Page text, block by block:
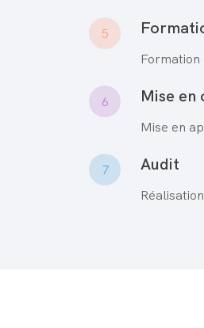
5
6 Mise
Mise en
7 Audit